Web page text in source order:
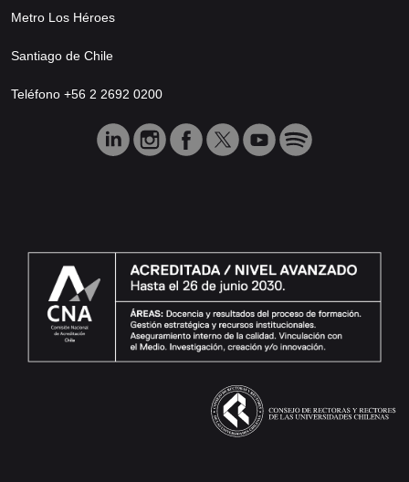
Metro Los Héroes
Santiago de Chile
Teléfono +56 2 2692 0200